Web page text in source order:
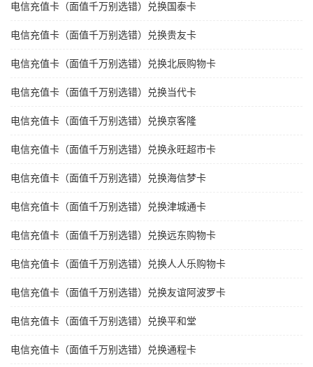
电信充值卡（面值千万别选错）兑换国泰卡
电信充值卡（面值千万别选错）兑换贵友卡
电信充值卡（面值千万别选错）兑换北辰购物卡
电信充值卡（面值千万别选错）兑换当代卡
电信充值卡（面值千万别选错）兑换京客隆
电信充值卡（面值千万别选错）兑换永旺超市卡
电信充值卡（面值千万别选错）兑换海信梦卡
电信充值卡（面值千万别选错）兑换津城通卡
电信充值卡（面值千万别选错）兑换远东购物卡
电信充值卡（面值千万别选错）兑换人人乐购物卡
电信充值卡（面值千万别选错）兑换友谊阿波罗卡
电信充值卡（面值千万别选错）兑换平和堂
电信充值卡（面值千万别选错）兑换通程卡